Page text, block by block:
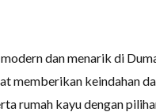
dan menarik di
memberikan keindahan
rumah kayu dengan